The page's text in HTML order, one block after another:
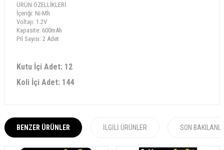
ÜRÜN ÖZELLİKLERİ
İçeriği: Ni-Mh
Voltajı: 1.2V
Kapasite: 600mAh
Pil Sayısı: 2 Adet
Kutu İçi Adet: 12
Koli İçi Adet: 144
BENZER ÜRÜNLER İLGILI ÜRÜNLER SON